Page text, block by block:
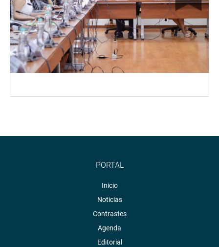
PORTAL
Inicio
Noticias
Contrastes
Agenda
Editorial